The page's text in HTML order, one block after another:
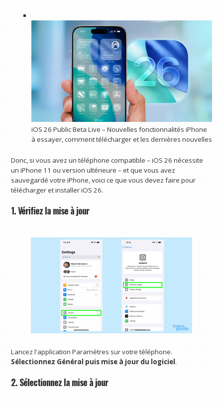
iOS 26 Public Beta Live – Nouvelles fonctionnalités iPhone
à essayer, comment télécharger et les dernières nouvelles
Donc, si vous avez un téléphone compatible – iOS 26 nécessite
un iPhone 11 ou version ultérieure – et que vous avez
sauvegardé votre iPhone, voici ce que vous devez faire pour
télécharger et installer iOS 26.
1. Vérifiez la mise à jour
Lancez l'application Paramètres sur votre téléphone.
Sélectionnez Général puis mise à jour du logiciel.
2. Sélectionnez la mise à jour